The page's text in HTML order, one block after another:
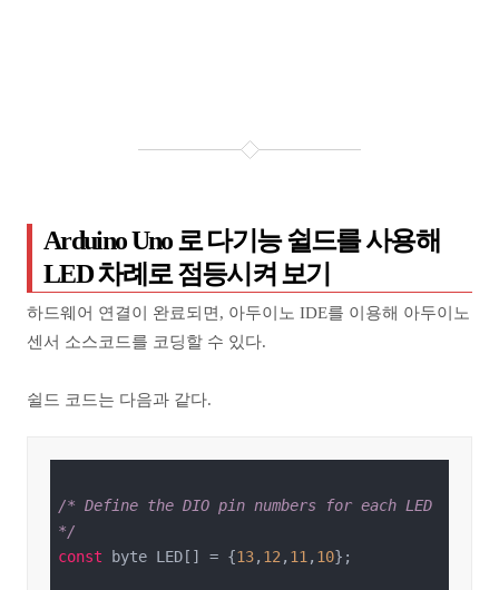
Arduino Uno 로 다기능 쉴드를 사용해
LED 차례로 점등시켜 보기
하드웨어 연결이 완료되면, 아두이노 IDE를 이용해 아두이노
센서 소스코드를 코딩할 수 있다.
쉴드 코드는 다음과 같다.
/* Define the DIO pin numbers for each LED
*/
const byte LED[] = {13, 12 , 11 , 10};